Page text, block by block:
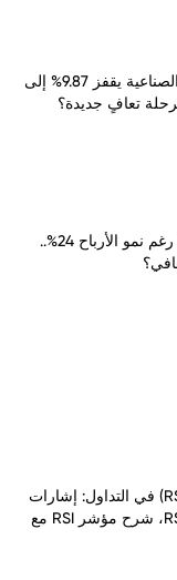
سهم الكوت للمشاريع الصناعية يقفز 9.87% إلى
سهم SMC عند 15 ريالاً رغم نمو الأرباح 24%..
مؤشر القوة النسبية (RSI) في التداول: إشارات
الشراء والبيع لمؤشر RSI، شرح مؤشر RSI مع